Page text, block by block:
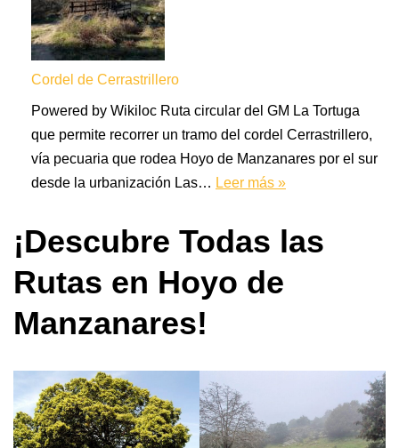
Cordel de Cerrastrillero
Powered by Wikiloc Ruta circular del GM La Tortuga
que permite recorrer un tramo del cordel Cerrastrillero,
vía pecuaria que rodea Hoyo de Manzanares por el sur
desde la urbanización Las… Leer más »
¡Descubre Todas las
Rutas en Hoyo de
Manzanares!